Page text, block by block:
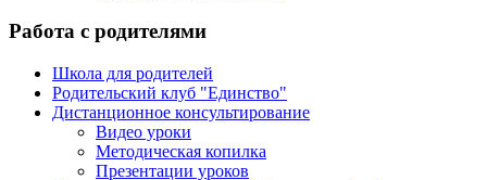
Работа с родителями
Школа для родителей
Родительский клуб "Единство"
Дистанционное консультирование
Видео уроки
Методическая копилка
Презентации уроков